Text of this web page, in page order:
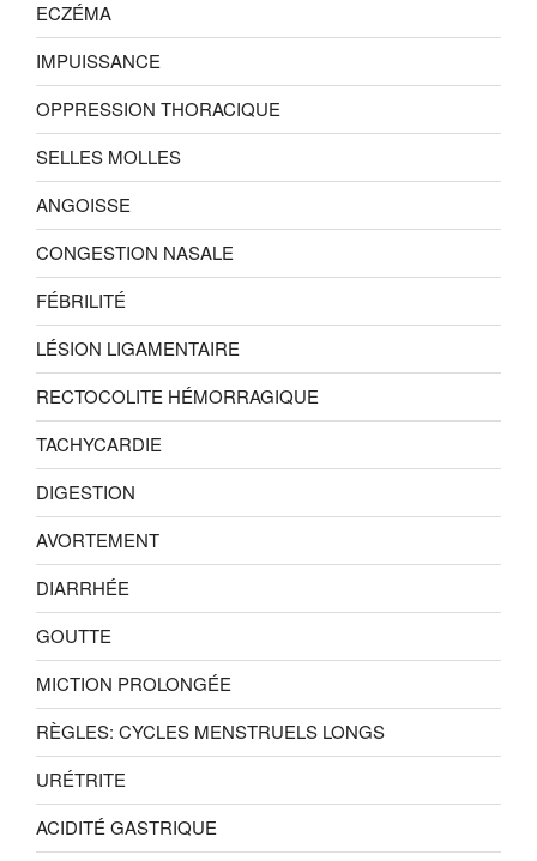
ECZÉMA
IMPUISSANCE
OPPRESSION THORACIQUE
SELLES MOLLES
ANGOISSE
CONGESTION NASALE
FÉBRILITÉ
LÉSION LIGAMENTAIRE
RECTOCOLITE HÉMORRAGIQUE
TACHYCARDIE
DIGESTION
AVORTEMENT
DIARRHÉE
GOUTTE
MICTION PROLONGÉE
RÈGLES: CYCLES MENSTRUELS LONGS
URÉTRITE
ACIDITÉ GASTRIQUE